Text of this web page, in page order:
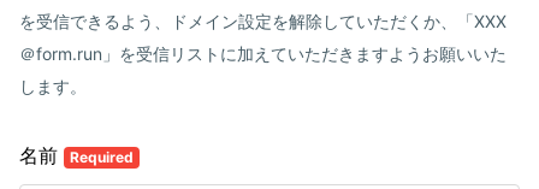
を受信できるよう、ドメイン設定を解除していただくか、「XXX
＠form.run」を受信リストに加えていただきますようお願いいた
します。
名前 Required